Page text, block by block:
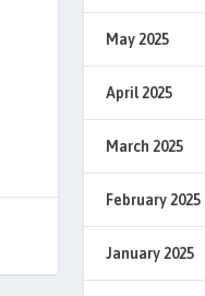
May 2025
April 2025
March 2025
February 2025
January 2025